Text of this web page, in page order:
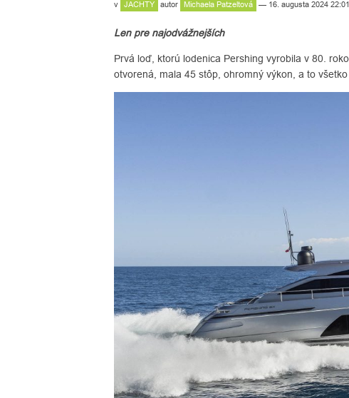
v JACHTY autor Michaela Patzeltová — 16. augusta 2024 22:01
Len pre najodvážnejších
Prvá loď, ktorú lodenica Pershing vyrobila v 80.
otvorená, mala 45 stôp, ohromný výkon, a to